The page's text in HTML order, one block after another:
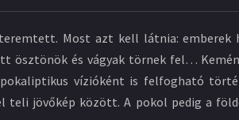
Most azt kell látnia: emberek
ösztönök és vágyak törnek fel…
vízióként is felfogható
jövőkép között. A pokol pedig a